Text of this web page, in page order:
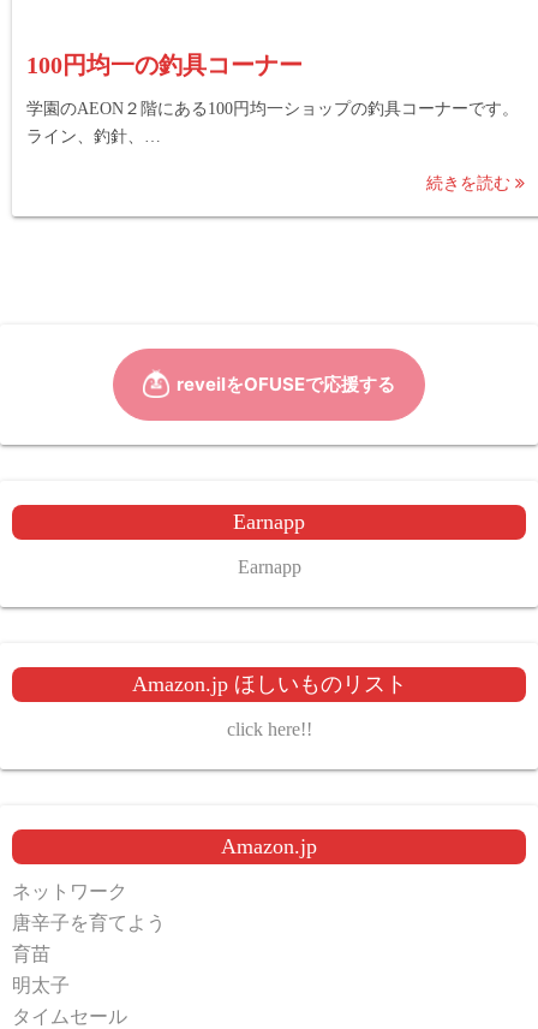
100円均一の釣具コーナー
学園のAEON２階にある100円均一ショップの釣具コーナーです。
ライン、釣針、…
続きを読む
Earnapp
Earnapp
Amazon.jp ほしいものリスト
click here!!
Amazon.jp
ネットワーク
唐辛子を育てよう
育苗
明太子
タイムセール